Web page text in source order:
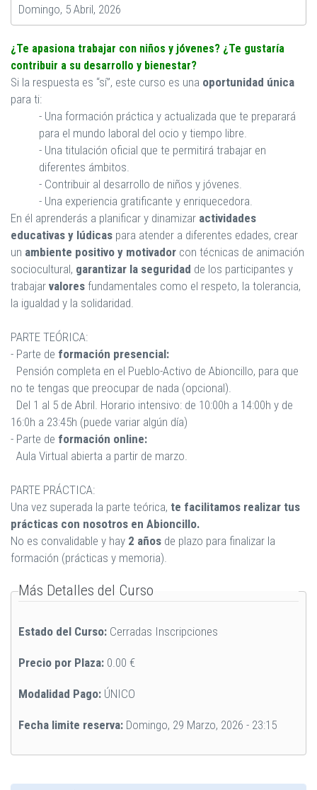
Domingo, 5 Abril, 2026
¿Te apasiona trabajar con niños y jóvenes? ¿Te gustaría
contribuir a su desarrollo y bienestar?
Si la respuesta es “sí”, este curso es una oportunidad única
para ti:
- Una formación práctica y actualizada que te preparará
para el mundo laboral del ocio y tiempo libre.
- Una titulación oficial que te permitirá trabajar en
diferentes ámbitos.
- Contribuir al desarrollo de niños y jóvenes.
- Una experiencia gratificante y enriquecedora.
En él aprenderás a planificar y dinamizar actividades
educativas y lúdicas para atender a diferentes edades, crear
un ambiente positivo y motivador con técnicas de animación
sociocultural, garantizar la seguridad de los participantes y
trabajar valores fundamentales como el respeto, la tolerancia,
la igualdad y la solidaridad.
PARTE TEÓRICA:
- Parte de formación presencial:
Pensión completa en el Pueblo-Activo de Abioncillo, para que
no te tengas que preocupar de nada (opcional).
Del 1 al 5 de Abril. Horario intensivo: de 10:00h a 14:00h y de
16:0h a 23:45h (puede variar algún día)
- Parte de formación online:
Aula Virtual abierta a partir de marzo.
PARTE PRÁCTICA:
Una vez superada la parte teórica, te facilitamos realizar tus
prácticas con nosotros en Abioncillo.
No es convalidable y hay 2 años de plazo para finalizar la
formación (prácticas y memoria).
Ocultar
Más Detalles del Curso
Estado del Curso: Cerradas Inscripciones
Precio por Plaza: 0.00 €
Modalidad Pago: ÚNICO
Fecha limite reserva: Domingo, 29 Marzo, 2026 - 23:15